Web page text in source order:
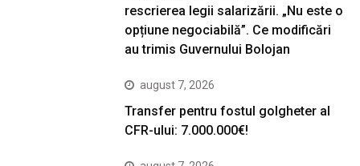
rescrierea legii salarizării. „Nu este o
opțiune negociabilă”. Ce modificări
au trimis Guvernului Bolojan
august 7, 2026
Transfer pentru fostul golgheter al
CFR-ului: 7.000.000€!